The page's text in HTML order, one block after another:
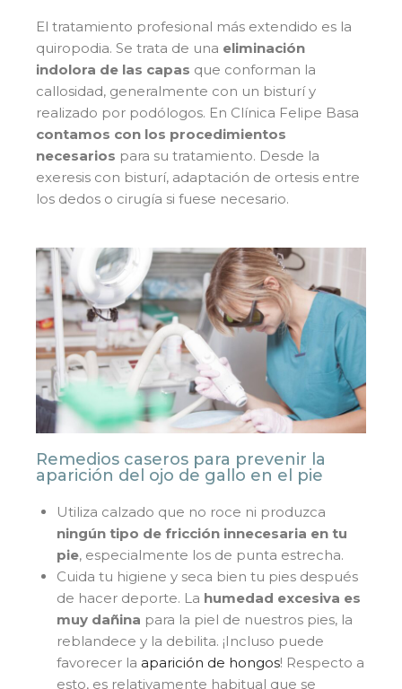
El tratamiento profesional más extendido es la
quiropodia. Se trata de una eliminación
indolora de las capas que conforman la
callosidad, generalmente con un bisturí y
realizado por podólogos. En Clínica Felipe Basa
contamos con los procedimientos
necesarios para su tratamiento. Desde la
exeresis con bisturí, adaptación de ortesis entre
los dedos o cirugía si fuese necesario.
Remedios caseros para prevenir la
aparición del ojo de gallo en el pie
Utiliza calzado que no roce ni produzca
ningún tipo de fricción innecesaria en tu
pie, especialmente los de punta estrecha.
Cuida tu higiene y seca bien tu pies después
de hacer deporte. La humedad excesiva es
muy dañina para la piel de nuestros pies, la
reblandece y la debilita. ¡Incluso puede
favorecer la aparición de hongos! Respecto a
esto, es relativamente habitual que se